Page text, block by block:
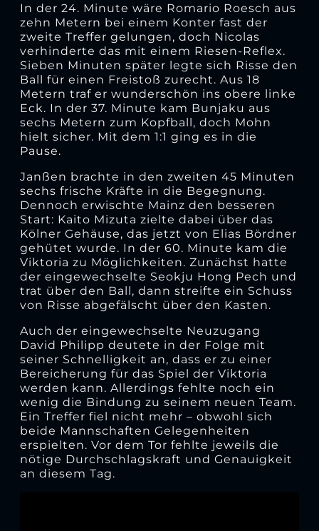
In der 24. Minute wäre Romario Roesch aus
zehn Metern bei einem Konter fast der
zweite Treffer gelungen, doch Nicolas
verhinderte das mit einem Riesen-Reflex.
Sieben Minuten später legte sich Risse den
Ball für einen Freistoß zurecht. Aus 18
Metern traf er wunderschön ins obere linke
Eck. In der 37. Minute kam Bunjaku aus
sechs Metern zum Kopfball, doch Mohn
hielt sicher. Mit dem 1:1 ging es in die
Pause.
Janßen brachte in den zweiten 45 Minuten
sechs frische Kräfte in die Begegnung.
Dennoch erwischte Mainz den besseren
Start: Kaito Mizuta zielte dabei über das
Kölner Gehäuse, das jetzt von Elias Bördner
gehütet wurde. In der 60. Minute kam die
Viktoria zu Möglichkeiten. Zunächst hatte
der eingewechselte Seokju Hong Pech und
trat über den Ball, dann streifte ein Schuss
von Risse abgefälscht über den Kasten.
Auch der eingewechselte Neuzugang
David Philipp deutete in der Folge mit
seiner Schnelligkeit an, dass er zu einer
Bereicherung für das Spiel der Viktoria
werden kann. Allerdings fehlte noch ein
wenig die Bindung zu seinem neuen Team.
Ein Treffer fiel nicht mehr – obwohl sich
beide Mannschaften Gelegenheiten
erspielten. Vor dem Tor fehlte jeweils die
nötige Durchschlagskraft und Genauigkeit
an diesem Tag.